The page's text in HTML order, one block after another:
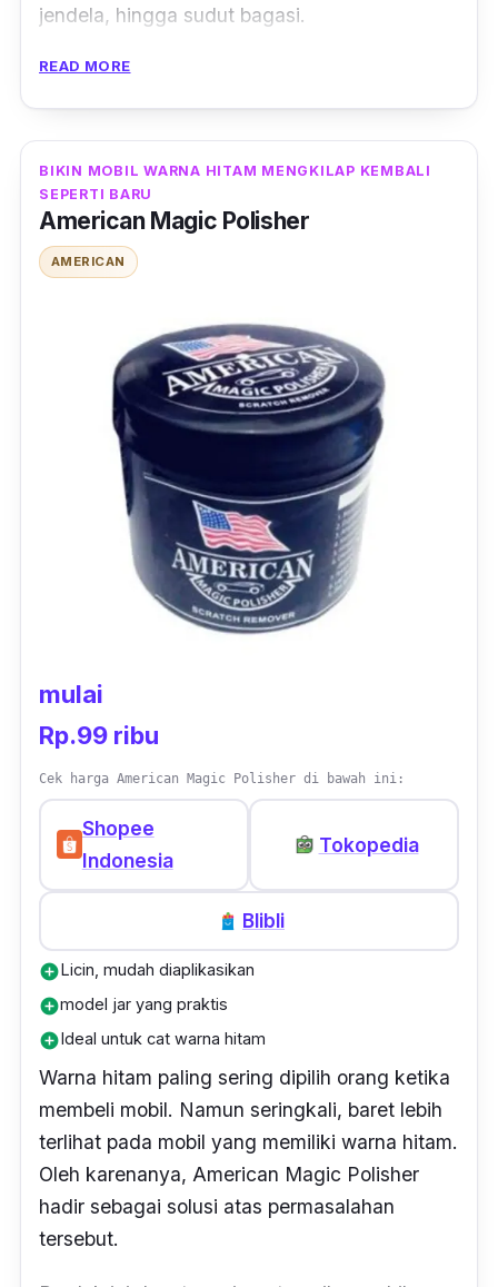
jendela, hingga sudut bagasi.
Untuk pengaplikasiannya sendiri juga cukup
dibersihkan. Setelah itu, baret-baret akan
hilang dengan sendirinya dan produk ini aman
digunakan untuk semua permukaan.
READ MORE
BIKIN MOBIL WARNA HITAM MENGKILAP KEMBALI
SEPERTI BARU
American Magic Polisher
AMERICAN
mulai
Rp.99 ribu
Cek harga American Magic Polisher di bawah ini:
Shopee
Indonesia
Tokopedia
Blibli
add_circleLicin, mudah diaplikasikan
add_circlemodel jar yang praktis
add_circleIdeal untuk cat warna hitam
Warna hitam paling sering dipilih orang ketika
membeli mobil. Namun seringkali, baret lebih
terlihat pada mobil yang memiliki warna hitam.
Oleh karenanya, American Magic Polisher
hadir sebagai solusi atas permasalahan
tersebut.